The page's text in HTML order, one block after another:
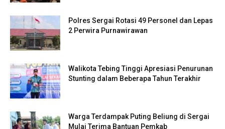
Polres Sergai Rotasi 49 Personel dan Lepas
2 Perwira Purnawirawan
Walikota Tebing Tinggi Apresiasi Penurunan
Stunting dalam Beberapa Tahun Terakhir
Warga Terdampak Puting Beliung di Sergai
Mulai Terima Bantuan Pemkab